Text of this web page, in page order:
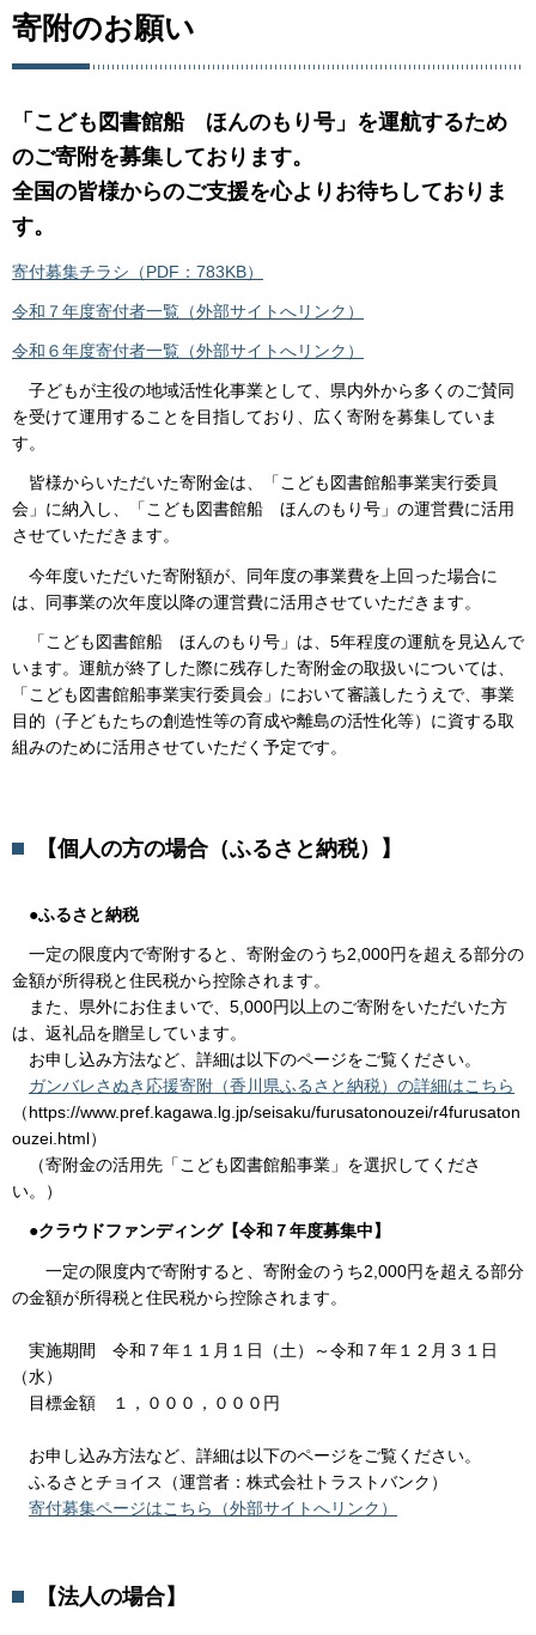
寄附のお願い
「こども図書館船 ほんのもり号」を運航するため
のご寄附を募集しております。
全国の皆様からのご支援を心よりお待ちしておりま
す。
寄付募集チラシ（PDF：783KB）
令和７年度寄付者一覧（外部サイトへリンク）
令和６年度寄付者一覧（外部サイトへリンク）
子どもが主役の地域活性化事業として、県内外から多くのご賛同
を受けて運用することを目指しており、広く寄附を募集していま
す。
皆様からいただいた寄附金は、「こども図書館船事業実行委員
会」に納入し、「こども図書館船 ほんのもり号」の運営費に活用
させていただきます。
今年度いただいた寄附額が、同年度の事業費を上回った場合に
は、同事業の次年度以降の運営費に活用させていただきます。
「こども図書館船 ほんのもり号」は、5年程度の運航を見込んで
います。運航が終了した際に残存した寄附金の取扱いについては、
「こども図書館船事業実行委員会」において審議したうえで、事業
目的（子どもたちの創造性等の育成や離島の活性化等）に資する取
組みのために活用させていただく予定です。
【個人の方の場合（ふるさと納税）】
●ふるさと納税
一定の限度内で寄附すると、寄附金のうち2,000円を超える部分の
金額が所得税と住民税から控除されます。
また、県外にお住まいで、5,000円以上のご寄附をいただいた方
は、返礼品を贈呈しています。
お申し込み方法など、詳細は以下のページをご覧ください。
ガンバレさぬき応援寄附（香川県ふるさと納税）の詳細はこちら
（https://www.pref.kagawa.lg.jp/seisaku/furusatonouzei/r4furusaton
ouzei.html）
（寄附金の活用先「こども図書館船事業」を選択してくださ
い。）
●クラウドファンディング【令和７年度募集中】
一定の限度内で寄附すると、寄附金のうち2,000円を超える部分
の金額が所得税と住民税から控除されます。
実施期間 令和７年１１月１日（土）～令和７年１２月３１日
（水）
目標金額 １，０００，０００円
お申し込み方法など、詳細は以下のページをご覧ください。
ふるさとチョイス（運営者：株式会社トラストバンク）
寄付募集ページはこちら（外部サイトへリンク）
【法人の場合】